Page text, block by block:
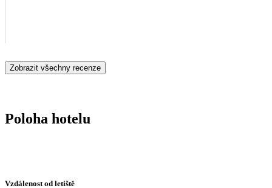
Zobrazit všechny recenze
Poloha hotelu
Vzdálenost od letiště